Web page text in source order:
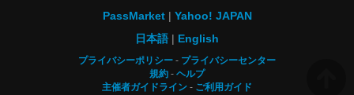
PassMarket
Yahoo! JAPAN
日本語
English
プライバシーポリシー
プライバシーセンター
規約
ヘルプ
主催者ガイドライン
ご利用ガイド